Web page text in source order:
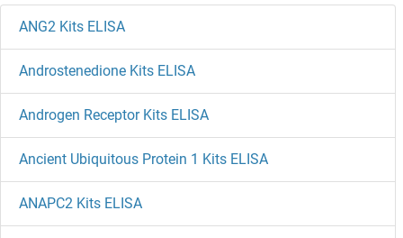
ANG2 Kits ELISA
Androstenedione Kits ELISA
Androgen Receptor Kits ELISA
Ancient Ubiquitous Protein 1 Kits ELISA
ANAPC2 Kits ELISA